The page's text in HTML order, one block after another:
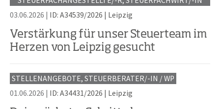
03.06.2026 | ID: A34539/2026 Leipzig
Verstärkung für unser Steuerteam im
Herzen von Leipzig gesucht
STELLENANGEBOTE, STEUERBERATER/-IN / WP
01.06.2026 | ID: A34431/2026 | Leipzig